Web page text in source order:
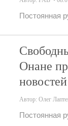
Постоянная
Онане
Автор: Олег
Постоянная